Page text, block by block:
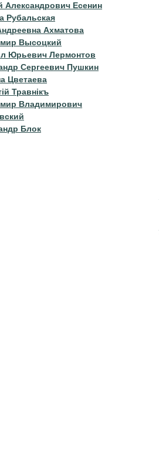
Александрович Есенин
Рубальская
Ахматова
Высоцкий
Юрьевич Лермонтов
Сергеевич Пушкин
Цветаева
Травнiкъ
Владимирович
Блок